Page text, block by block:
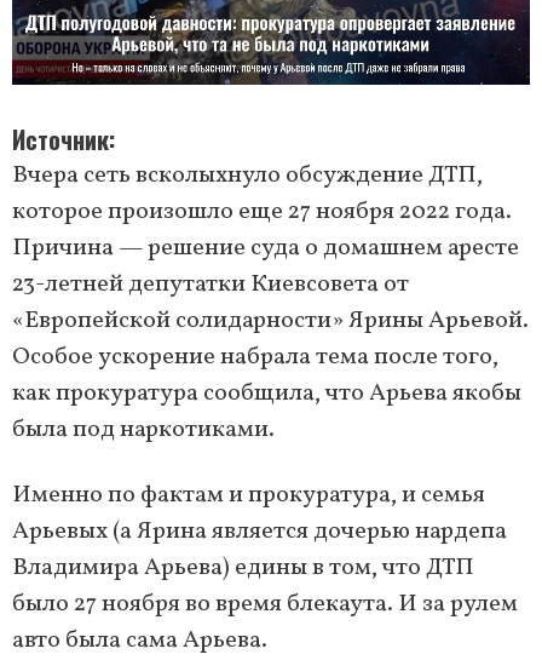
Источник
Вчера сеть всколыхнуло обсуждение ДТП,
которое произошло еще 27 ноября 2022 года.
Причина — решение суда о домашнем аресте
23-летней депутатки Киевсовета от
«Европейской солидарности» Ярины Арьевой.
Особое ускорение набрала тема после того,
как прокуратура сообщила, что Арьева якобы
была под наркотиками.
Именно по фактам и прокуратура, и семья
Арьевых (а Ярина является дочерью нардепа
Владимира Арьева) едины в том, что ДТП
было 27 ноября во время блекаута. И за рулем
авто была сама Арьева.